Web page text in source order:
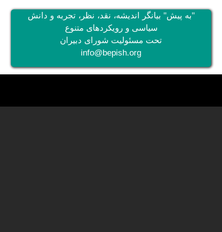
"به پیش" بیانگر اندیشه، نقد، نظر، تجربه و دانش
سیاسی و رویکردهای متنوع
تحت مسئولیت شورای دبیران
info@bepish.org